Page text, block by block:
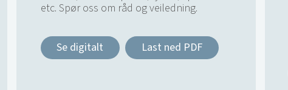
etc. Spør oss om råd og veiledning.
Se digitalt Last ned PDF